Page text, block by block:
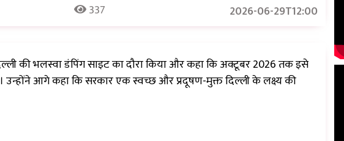
337 2026-06-29T12:00
की भलस्वा डंपिंग साइट का दौरा किया और कहा कि अक्टूबर 2026 तक इसे
उन्होंने आगे कहा कि सरकार एक स्वच्छ और प्रदूषण-मुक्त दिल्ली के लक्ष्य की